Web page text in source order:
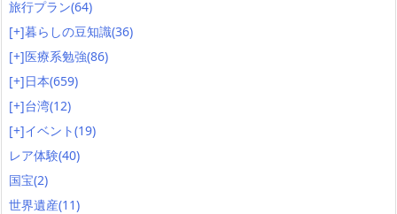
旅行プラン(64)
[+]暮らしの豆知識(36)
[+]医療系勉強(86)
[+]日本(659)
[+]台湾(12)
[+]イベント(19)
レア体験(40)
国宝(2)
世界遺産(11)